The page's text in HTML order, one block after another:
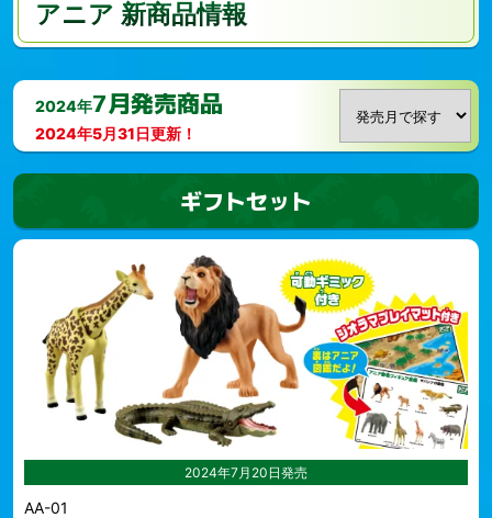
アニア 新商品情報
2024年7月発売商品
2024年5月31日更新！
ギフトセット
2024年7月20日発売
AA-01